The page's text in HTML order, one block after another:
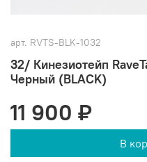
арт. RVTS-BLK-1032
32/ Кинезиотейп
Черный (BLACK)
11 900 ₽
В